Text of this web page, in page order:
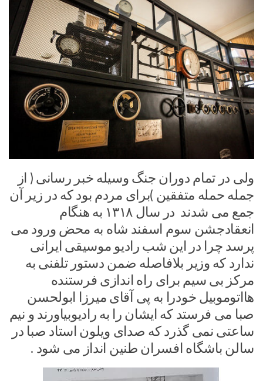
ولی در تمام دوران جنگ وسیله خبر رسانی ( از
جمله حمله متفقین )برای مردم بود که در زیر آن
جمع می شدند در سال ۱۳۱۸ به هنگام
انعقادجشن سوم اسفند شاه به محض ورود می
پرسد چرا در این شب رادیو موسیقی ایرانی
ندارد که وزیر بلافاصله ضمن دستور تلفنی به
مرکز بی سیم برای راه اندازی فرستنده
هااتوموبیل خودرا به پی آقای میرزا ابولحسن
صبا می فرستد که ایشان را به رادیوبیاورند و نیم
ساعتی نمی گذرد که صدای ویلون استاد صبا در
سالن باشگاه افسران طنین انداز می شود .